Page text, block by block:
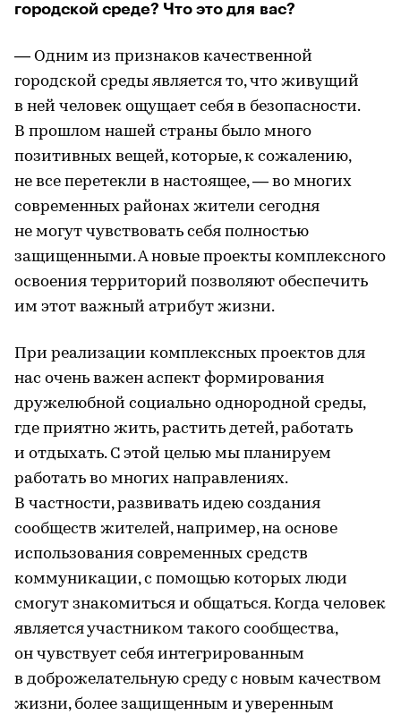
городской среде? Что это для вас?
— Одним из признаков качественной
городской среды является то, что живущий
в ней человек ощущает себя в безопасности.
В прошлом нашей страны было много
позитивных вещей, которые, к сожалению,
не все перетекли в настоящее, — во многих
современных районах жители сегодня
не могут чувствовать себя полностью
защищенными. А новые проекты комплексного
освоения территорий позволяют обеспечить
им этот важный атрибут жизни.
При реализации комплексных проектов для
нас очень важен аспект формирования
дружелюбной социально однородной среды,
где приятно жить, растить детей, работать
и отдыхать. С этой целью мы планируем
работать во многих направлениях.
В частности, развивать идею создания
сообществ жителей, например, на основе
использования современных средств
коммуникации, с помощью которых люди
смогут знакомиться и общаться. Когда человек
является участником такого сообщества,
он чувствует себя интегрированным
в доброжелательную среду с новым качеством
жизни, более защищенным и уверенным